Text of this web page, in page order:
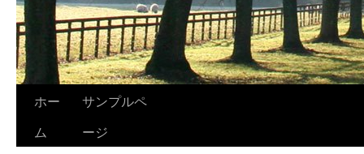
Skip
ホー
ム
サンプルペ
ージ